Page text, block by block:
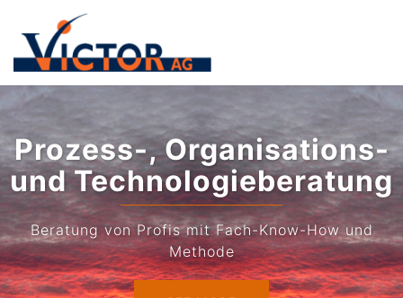
Inhalt
springen
Prozess-, Organisations-
und Technologieberatung
Beratung von Profis mit Fach-Know-How und
Methode